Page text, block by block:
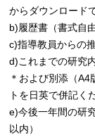
からダウンロード
b)履歴書（書式自
c)指導教員からの
d)これまでの研究
＊および別添（
トを日英で併記く
e)今後一年間の研
以内）